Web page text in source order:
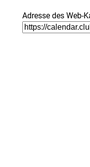
Adresse des Web-